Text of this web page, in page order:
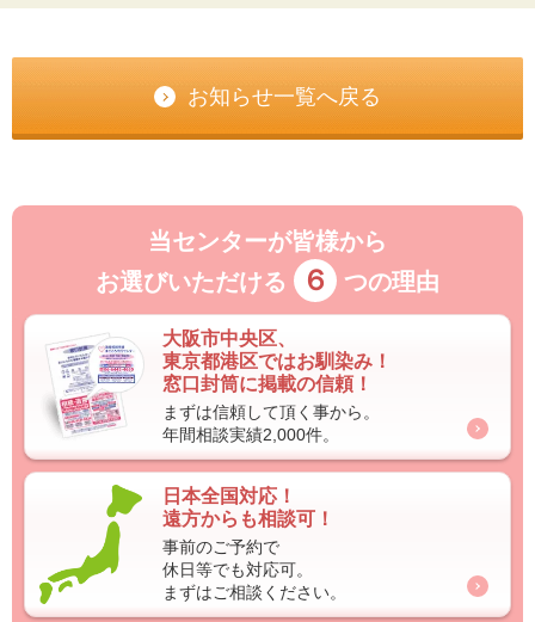
お知らせ一覧へ戻る
当センターが皆様から
お選びいただける
６ つの理由
大阪市中央区、
東京都港区ではお馴染み！
窓口封筒に掲載の信頼！
まずは信頼して頂く事から。
年間相談実績2,000件。
日本全国対応！
遠方からも相談可！
事前のご予約で
休日等でも対応可。
まずはご相談ください。